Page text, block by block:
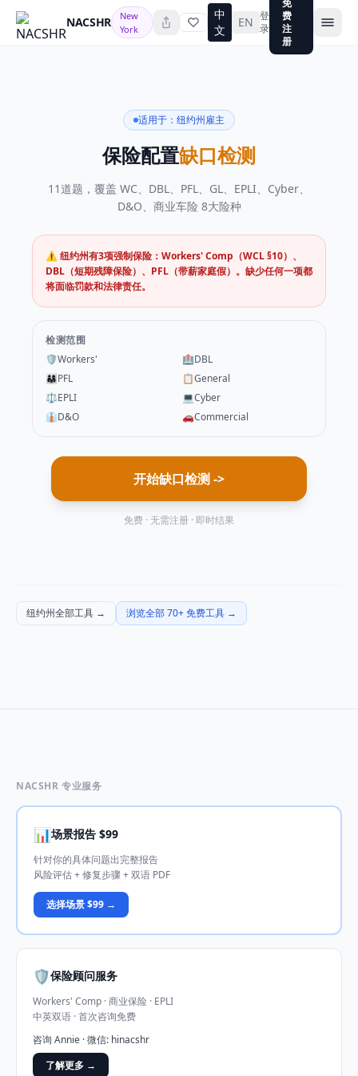
NACSHR
New
York
中
文
EN 登
录
免
费
注
册
适用于：纽约州雇主
保险配置缺口检测
11道题，覆盖 WC、DBL、PFL、GL、EPLI、Cyber、
D&O、商业车险 8大险种
⚠️ 纽约州有3项强制保险：Workers' Comp（WCL §10）、
DBL（短期残障保险）、PFL（带薪家庭假）。缺少任何一项都
将面临罚款和法律责任。
检测范围
🛡️Workers' 🏥DBL
👨‍👩‍👧PFL 📋General
⚖️EPLI 💻Cyber
👔D&O 🚗Commercial
开始缺口检测 ->
免费 · 无需注册 · 即时结果
纽约州全部工具 → 浏览全部 70+ 免费工具 →
NACSHR 专业服务
📊场景报告 $99
针对你的具体问题出完整报告
风险评估 + 修复步骤 + 双语 PDF
选择场景 $99 →
🛡️保险顾问服务
Workers' Comp · 商业保险 · EPLI
中英双语 · 首次咨询免费
咨询 Annie · 微信: hinacshr
了解更多 →